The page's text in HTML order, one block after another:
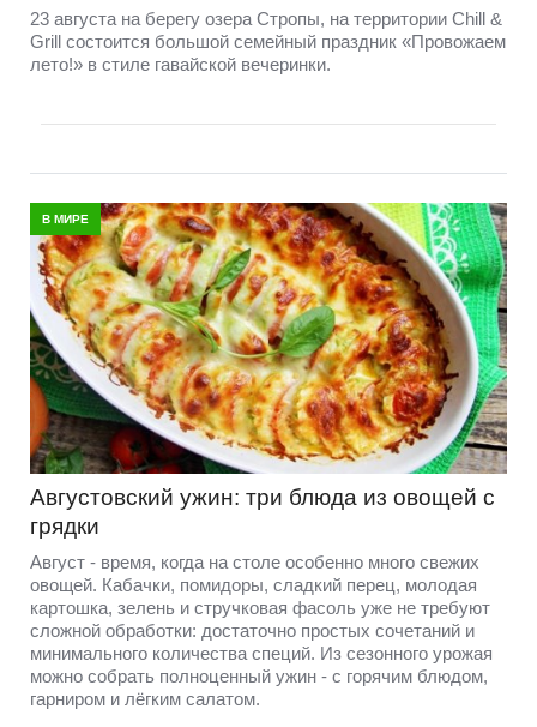
23 августа на берегу озера Стропы, на территории Chill &
Grill состоится большой семейный праздник «Провожаем
лето!» в стиле гавайской вечеринки.
В МИРЕ
Августовский ужин: три блюда из овощей с
грядки
Август - время, когда на столе особенно много свежих
овощей. Кабачки, помидоры, сладкий перец, молодая
картошка, зелень и стручковая фасоль уже не требуют
сложной обработки: достаточно простых сочетаний и
минимального количества специй. Из сезонного урожая
можно собрать полноценный ужин - с горячим блюдом,
гарниром и лёгким салатом.